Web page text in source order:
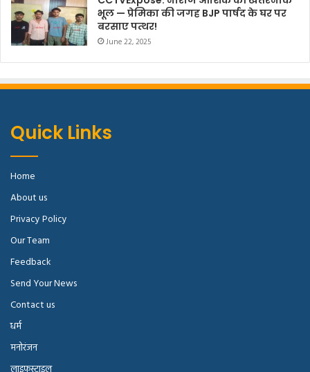
भूल — प्रेमिका की जगह BJP पार्षद के घर पर
बरसाए पत्थर!
June 22, 2025
Quick Links
Home
About us
Privacy Policy
Our Team
Feedback
Send Your News
Contact us
धर्म
मनोरंजन